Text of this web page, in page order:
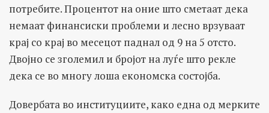
потребите. Процентот на оние што сметаат дека
немаат финансиски проблеми и лесно врзуваат
крај со крај во месецот паднал од 9 на 5 отсто.
Двојно се зголемил и бројот на луѓе што рекле
дека се во многу лоша економска состојба.
Довербата во институциите, како една од мерките